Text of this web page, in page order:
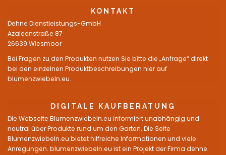
KONTAKT
Dehne Dienstleistungs-GmbH
Azaleenstraße 87
26639 Wiesmoor
Bei Fragen zu den Produkten nutzen Sie bitte die „Anfrage“ direkt
bei den einzelnen Produktbeschreibungen hier auf
blumenzwiebeln.eu.
DIGITALE KAUFBERATUNG
Die Webseite Blumenzwiebeln.eu informiert unabhängig und
neutral über Produkte rund um den Garten. Die Seite
Blumenzwiebeln.eu bietet hilfreiche Informationen und viele
Anregungen. blumenzwiebeln.eu ist ein Projekt der Firma dehne